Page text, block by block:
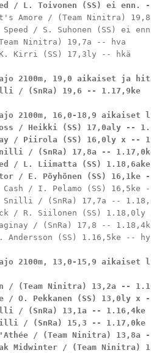
/ L. Toivonen (SS) ei enn.
Amore / (Team Ninitra)
/ S. Suhonen (SS) ei
Ninitra) 19,7a -- hva
K. Kirri (SS) 17,3ly -- hkä
2100m, 19,0 aikaiset ja
/ (SnRa) 19,6 -- 1.17,9ke
2100m, 16,0-18,9 aikaiset
/ Heikki (SS) 17,0aly --
/ Piirola (SS) 16,0ly x --
/ (SnRa) 17,8a --
/ L. Liimatta (SS)
/ E. Pöyhönen (SS) 16,1ke
Cash / I. Pelamo (SS) 16,5ke
Snilli / (SnRa) 17,7a --
/ R. Siilonen (SS)
/ (SnRa) 17,8 --
Andersson (SS) 1.16,5ke --
2100m, 13,0-15,9 aikaiset
/ (Team Ninitra) 13,2a --
/ O. Pekkanen (SS) 13,0ly x
/ (SnRa) 13,1a -- 1.16,4ke
/ (SnRa) 15,3 -- 1.17,0ke
/ (Team Ninitra) 13,8a
Midwinter / (Team Ninitra)